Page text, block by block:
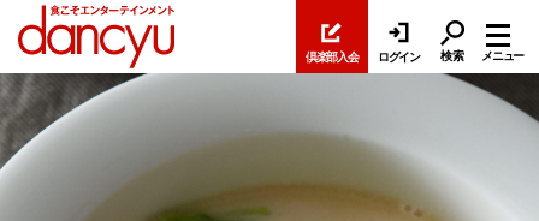
倶楽部入会 ログイン 検索 メニュー